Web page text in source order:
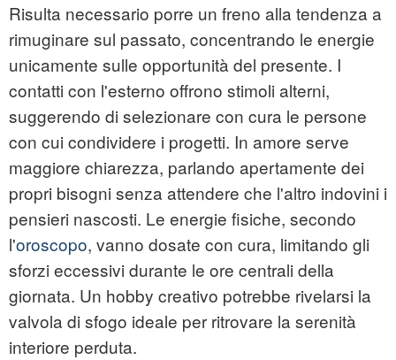
Risulta necessario porre un freno alla tendenza a
rimuginare sul passato, concentrando le energie
unicamente sulle opportunità del presente. I
contatti con l'esterno offrono stimoli alterni,
suggerendo di selezionare con cura le persone
con cui condividere i progetti. In amore serve
maggiore chiarezza, parlando apertamente dei
propri bisogni senza attendere che l'altro indovini i
pensieri nascosti. Le energie fisiche, secondo
l'oroscopo, vanno dosate con cura, limitando gli
sforzi eccessivi durante le ore centrali della
giornata. Un hobby creativo potrebbe rivelarsi la
valvola di sfogo ideale per ritrovare la serenità
interiore perduta.